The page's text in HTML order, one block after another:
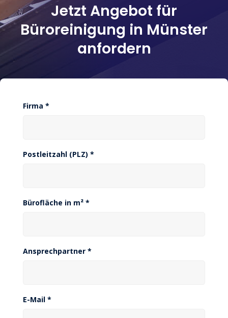
Jetzt Angebot für
Büroreinigung in Münster
anfordern
Firma *
Postleitzahl (PLZ) *
Bürofläche in m² *
Ansprechpartner *
E-Mail *